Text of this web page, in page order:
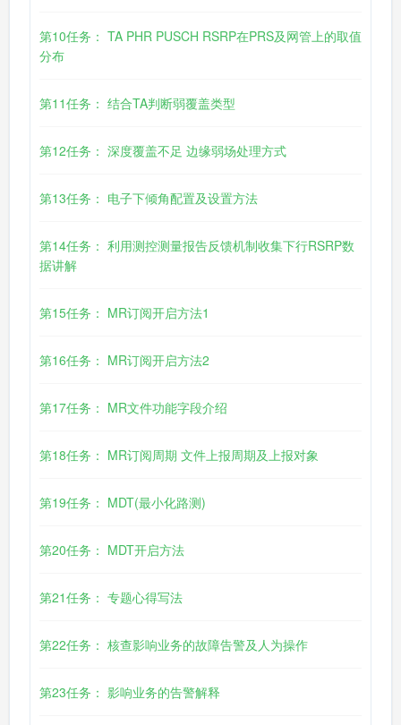
第10任务： TA PHR PUSCH RSRP在PRS及网管上的取值
分布
第11任务： 结合TA判断弱覆盖类型
第12任务： 深度覆盖不足 边缘弱场处理方式
第13任务： 电子下倾角配置及设置方法
第14任务： 利用测控测量报告反馈机制收集下行RSRP数
据讲解
第15任务： MR订阅开启方法1
第16任务： MR订阅开启方法2
第17任务： MR文件功能字段介绍
第18任务： MR订阅周期 文件上报周期及上报对象
第19任务： MDT(最小化路测)
第20任务： MDT开启方法
第21任务： 专题心得写法
第22任务： 核查影响业务的故障告警及人为操作
第23任务： 影响业务的告警解释